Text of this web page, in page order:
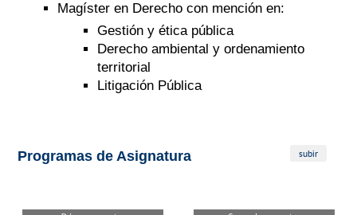
Magíster en Derecho con mención en:
Gestión y ética pública
Derecho ambiental y ordenamiento
territorial
Litigación Pública
Programas de Asignatura subir